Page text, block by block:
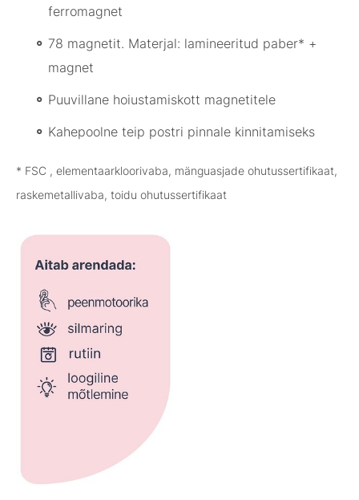
ferromagnet
78 magnetit. Materjal: lamineeritud paber* +
magnet
Puuvillane hoiustamiskott magnetitele
Kahepoolne teip postri pinnale kinnitamiseks
* FSC , elementaarkloorivaba, mänguasjade ohutussertifikaat,
raskemetallivaba, toidu ohutussertifikaat